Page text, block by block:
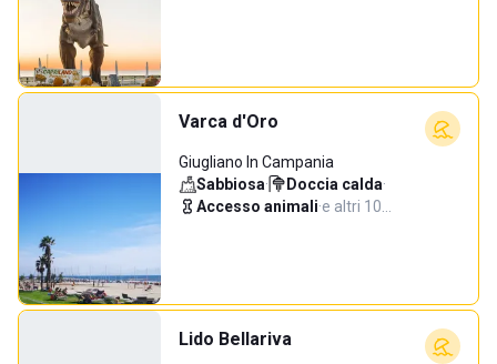
Varca d'Oro
Giugliano In Campania
Sabbiosa· Doccia calda·
Accesso animali·e altri 10…
Lido Bellariva